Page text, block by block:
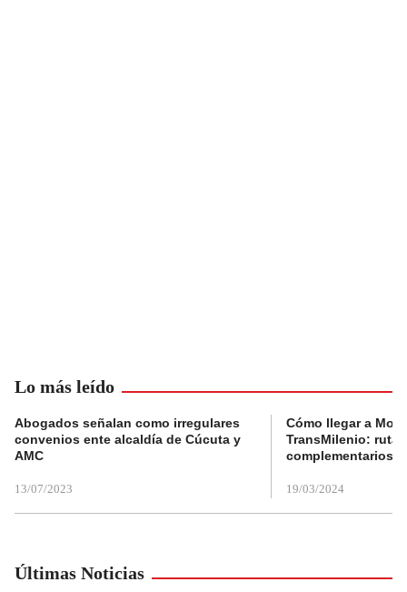
Lo más leído
Abogados señalan como irregulares
convenios ente alcaldía de Cúcuta y
AMC
13/07/2023
Cómo llegar a
TransMilenio:
complementarios
19/03/2024
Últimas Noticias